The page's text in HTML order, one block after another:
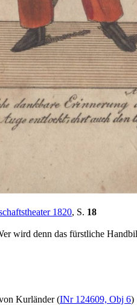
1820, S. 18
wird denn das fürstliche
Kurländer (INr 124609, Obj 6)